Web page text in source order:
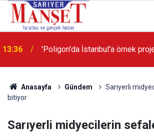
13:36 'Poligon'da İstanbul'a örnek
Anasayfa Gündem
Sarıyerli
bitiyor
Sarıyerli midyecilerin